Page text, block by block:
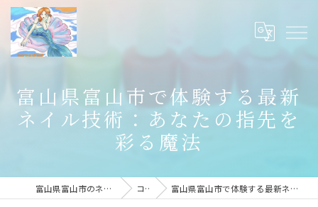
富山県富山市で体験する最新
ネイル技術：あなたの指先を
彩る魔法
富山県富山市のネイルならmermaid nail コラム 富山県富山市で体験する最新ネイル技術：あなたの指先を彩る魔法